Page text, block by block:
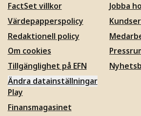
FactSet villkor
Värdepapperspolicy
Redaktionell policy
Om cookies
Tillgänglighet på EFN
Ändra datainställningar
Jobba
Play
Finansmagasinet